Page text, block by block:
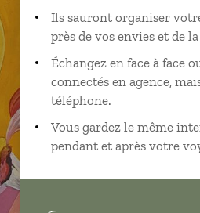
Ils sauront organiser
près de vos envies et de
Échangez en face à face
connectés en agence,
téléphone.
Vous gardez le même
pendant et après votre